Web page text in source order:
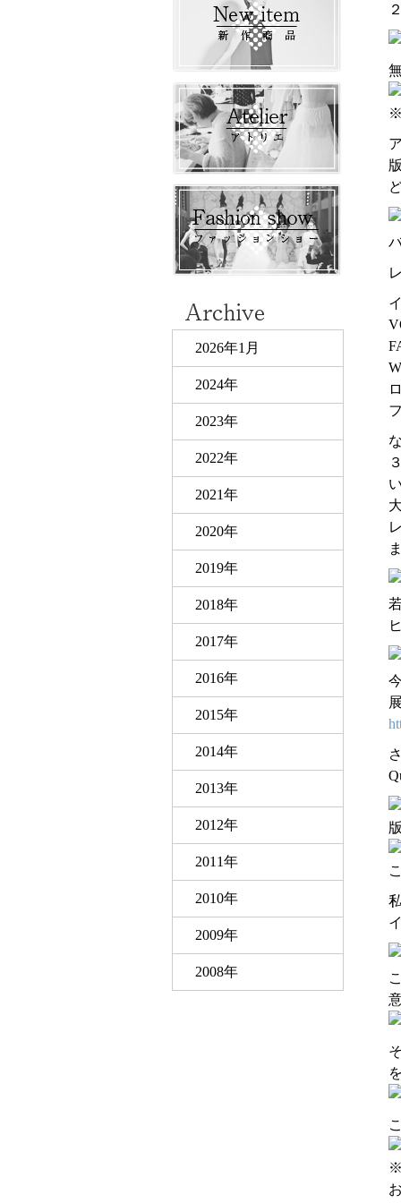
※
※
2026年1月
2024年
2023年
2022年
2021年
2020年
2019年
2018年
2017年
2016年
2015年
2014年
2013年
2012年
2011年
2010年
2009年
2008年